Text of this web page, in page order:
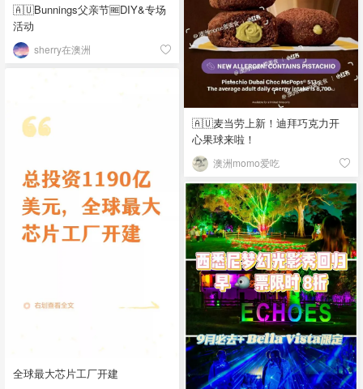
🇦🇺Bunnings父亲节🆓DIY&专场
活动
sherry在澳洲
🇦🇺麦当劳上新！迪拜巧克力开
心果球来啦！
澳洲momo爱吃
全球最大芯片工厂开建